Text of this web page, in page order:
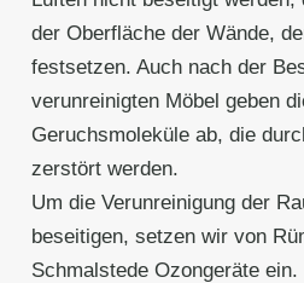
der Oberfläche der Wände,
festsetzen. Auch nach der
verunreinigten Möbel geben
Geruchsmoleküle ab, die
zerstört werden.
Um die Verunreinigung der
beseitigen, setzen wir von
Schmalstede Ozongeräte